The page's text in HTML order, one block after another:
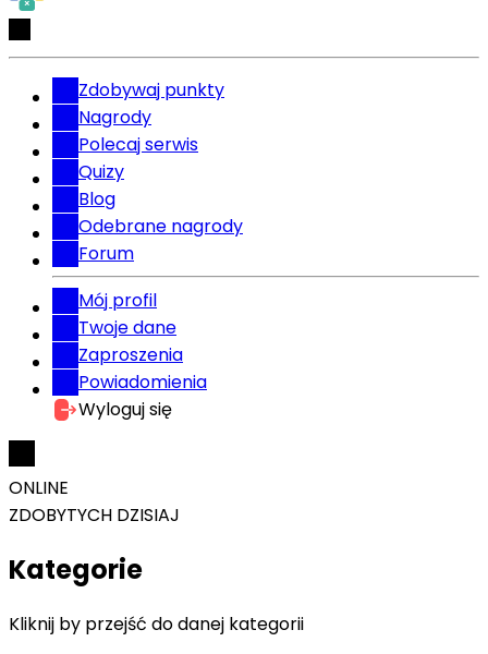
Zdobywaj punkty
Nagrody
Polecaj serwis
Quizy
Blog
Odebrane nagrody
Forum
Mój profil
Twoje dane
Zaproszenia
Powiadomienia
Wyloguj się
ONLINE
ZDOBYTYCH DZISIAJ
Kategorie
Kliknij by przejść do danej kategorii